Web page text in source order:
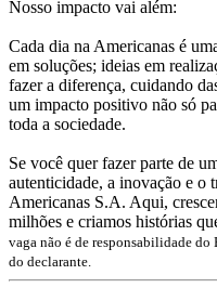
Nosso impacto vai além:
Cada dia na Americanas é
em soluções; ideias em
fazer a diferença, cuidando
um impacto positivo não só
toda a sociedade.
Se você quer fazer parte de
autenticidade, a inovação e o
Americanas S.A. Aqui,
milhões e criamos histórias
vaga não é de responsabilidade
do declarante.